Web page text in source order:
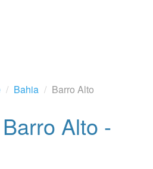
Bahia Barro Alto
Alto -